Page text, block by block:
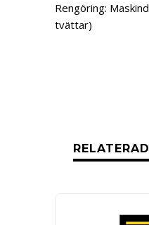
Rengöring:
tvättar)